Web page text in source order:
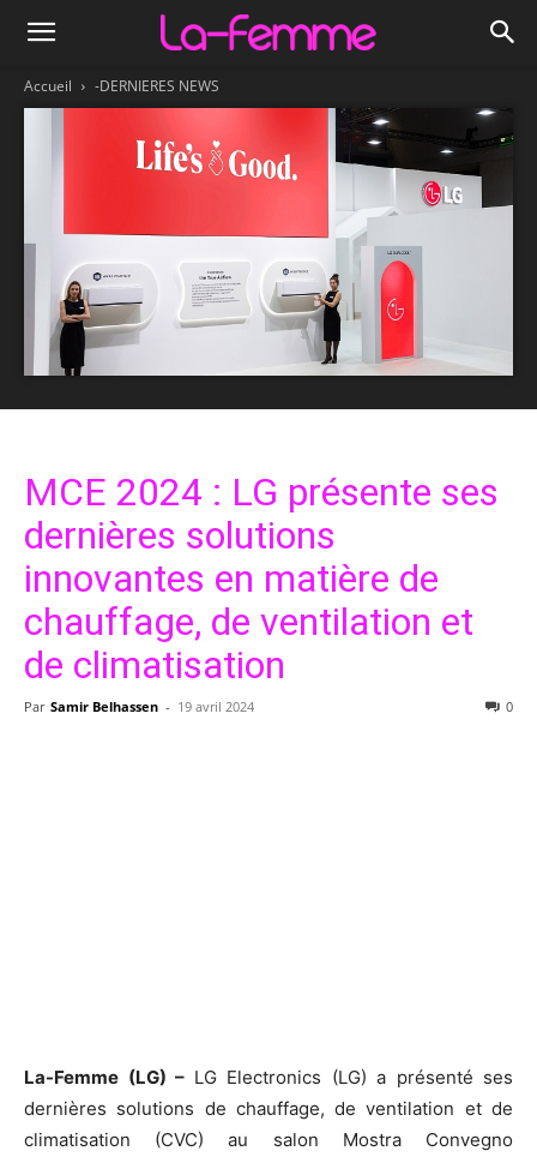
Accueil -DERNIERES NEWS
MCE 2024 : LG présente ses
dernières solutions
innovantes en matière de
chauffage, de ventilation et
de climatisation
Par Samir Belhassen - 19 avril 2024 0
La-Femme (LG) – LG Electronics (LG) a présenté ses
dernières solutions de chauffage, de ventilation et de
climatisation (CVC) au salon Mostra Convegno